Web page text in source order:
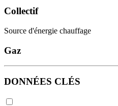
Collectif
Source d'énergie chauffage
Gaz
DONNÉES CLÉS